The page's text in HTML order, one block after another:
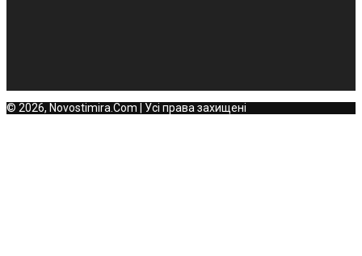
© 2026, Novostimira.Com | Усі права захищені